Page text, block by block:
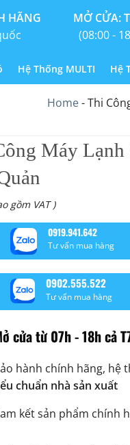
HÃNG
MỞ CỬA:
(08:00 -
Hệ Thống MULTI Hệ
Home-Thi
Máy Lạnh
gồm VAT )
0919.941.642
Tư vấn mua hàng
0902.555.522
Tư vấn mua hàng
cửa từ 07h - 18h cả
hành chính hãng, hệ
chuẩn nhà sản xuất
kết sản phẩm chính